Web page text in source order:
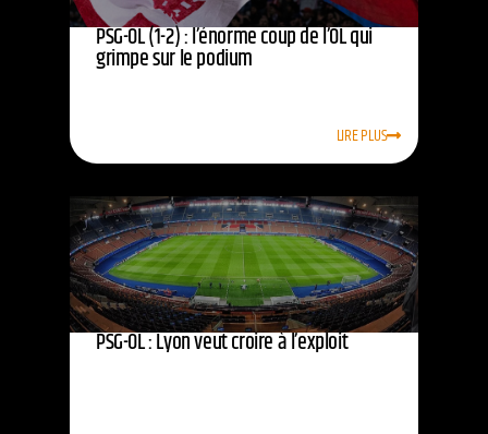
PSG-OL (1-2) : l’énorme coup de l’OL qui
grimpe sur le podium
LIRE PLUS
PSG-OL : Lyon veut croire à l’exploit